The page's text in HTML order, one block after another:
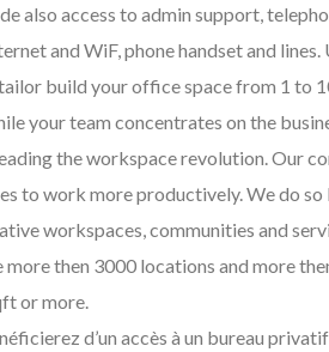
also access to admin support,
and WiF, phone handset and
build your office space from 1 to
your team concentrates on the
the workspace revolution. Our
to work more productively. We do
workspaces, communities and
more then 3000 locations and more
or more.
d’un accès à un bureau
Pest Control Surrey